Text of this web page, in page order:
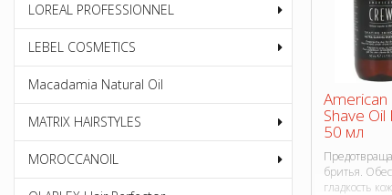
LOREAL PROFESSIONNEL
LEBEL COSMETICS
Macadamia Natural Oil
MATRIX HAIRSTYLES
MOROCCANOIL
American
Shave
50 мл
бритья.
гладкость